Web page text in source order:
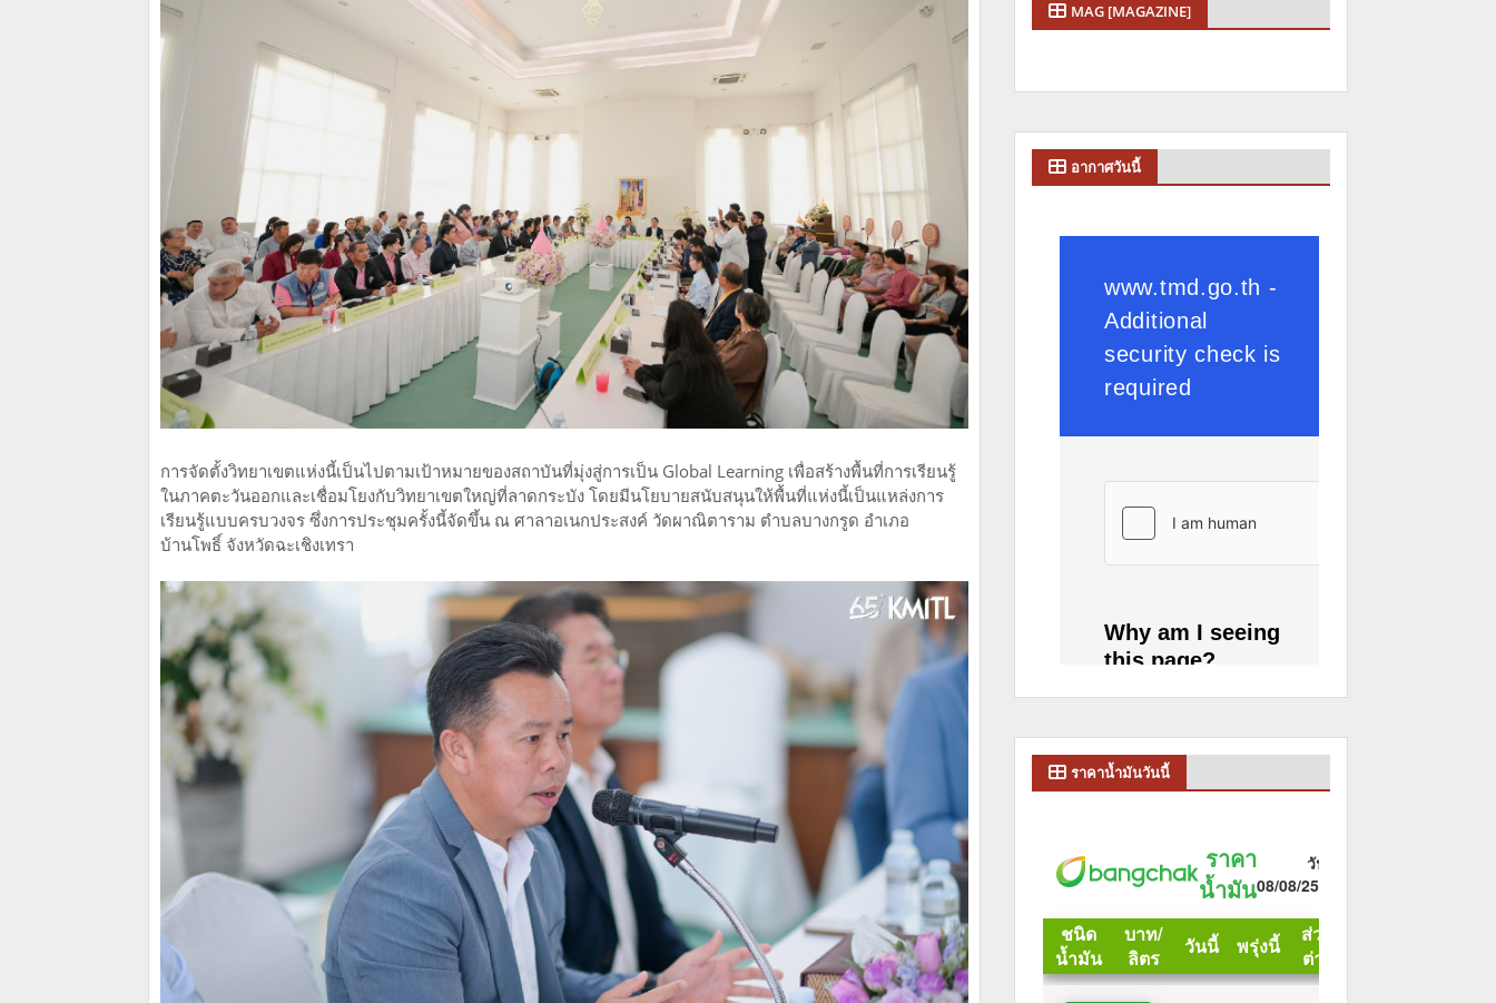
การจัดตั้งวิทยาเขตแห่งนี้เป็นไปตามเป้าหมายของสถาบันที่มุ่งสู่การเป็น Global Learning เพื่อสร้างพื้นที่การเรียนรู้
ในภาคตะวันออกและเชื่อมโยงกับวิทยาเขตใหญ่ที่ลาดกระบัง โดยมีนโยบายสนับสนุนให้พื้นที่แห่งนี้เป็นแหล่งการ
เรียนรู้แบบครบวงจร ซึ่งการประชุมครั้งนี้จัดขึ้น ณ ศาลาอเนกประสงค์ วัดผาณิตาราม ตำบลบางกรูด อำเภอ
บ้านโพธิ์ จังหวัดฉะเชิงเทรา
MAG [MAGAZINE]
อากาศวันนี้
ราคาน้ำมันวันนี้